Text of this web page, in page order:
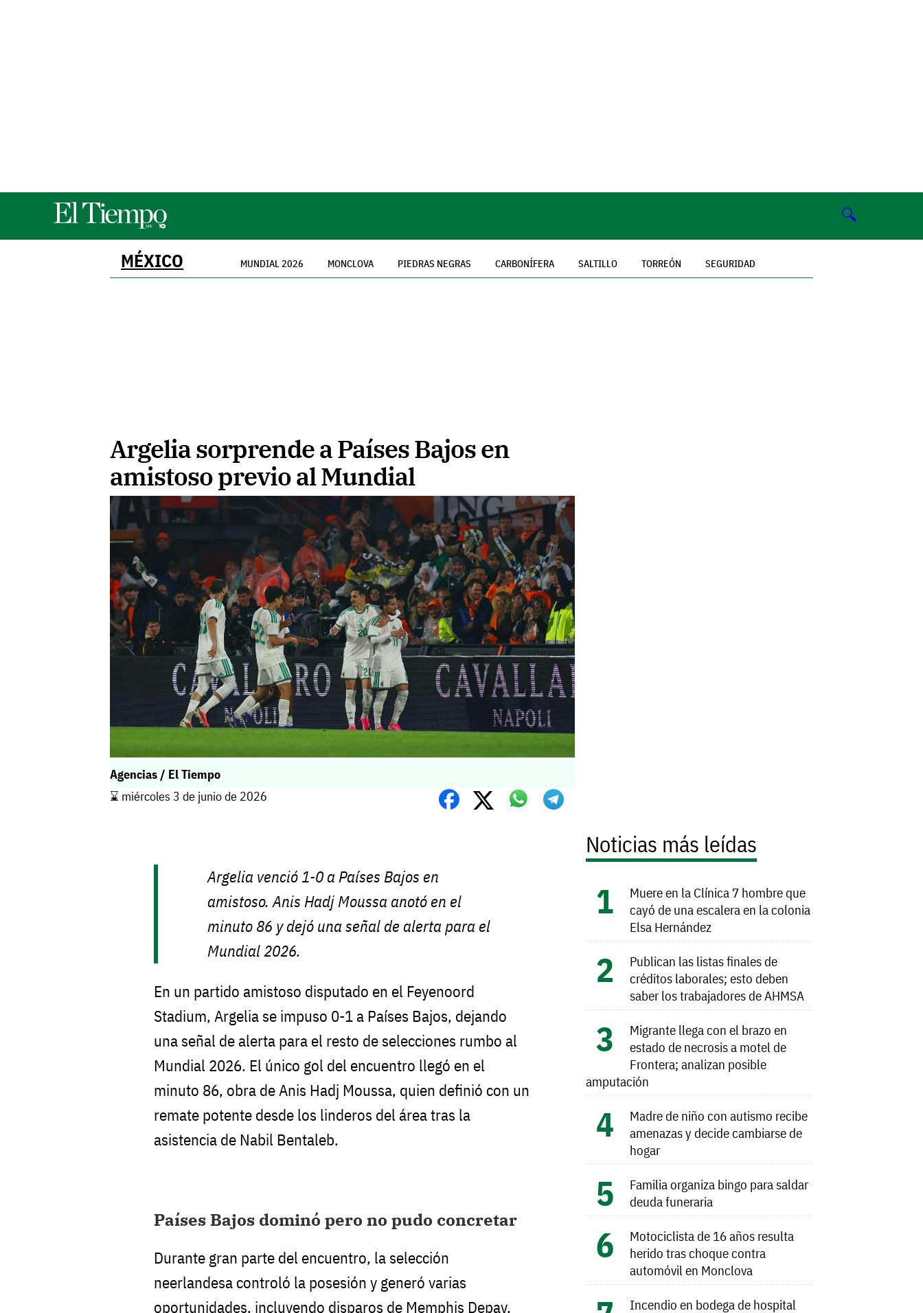
🔍
MÉXICO MUNDIAL 2026 MONCLOVA PIEDRAS NEGRAS CARBONÍFERA SALTILLO TORREÓN SEGURIDAD
Argelia sorprende a Países Bajos en
amistoso previo al Mundial
Agencias / El Tiempo
⌛️ miércoles 3 de junio de 2026
Argelia venció 1-0 a Países Bajos en
amistoso. Anis Hadj Moussa anotó en el
minuto 86 y dejó una señal de alerta para el
Mundial 2026.
En un partido amistoso disputado en el Feyenoord
Stadium, Argelia se impuso 0-1 a Países Bajos, dejando
una señal de alerta para el resto de selecciones rumbo al
Mundial 2026. El único gol del encuentro llegó en el
minuto 86, obra de Anis Hadj Moussa, quien definió con un
remate potente desde los linderos del área tras la
asistencia de Nabil Bentaleb.
Países Bajos dominó pero no pudo concretar
Durante gran parte del encuentro, la selección
neerlandesa controló la posesión y generó varias
oportunidades, incluyendo disparos de Memphis Depay,
Noticias más leídas
Muere en la Clínica 7 hombre que
cayó de una escalera en la colonia
Elsa Hernández
Publican las listas finales de
créditos laborales; esto deben
saber los trabajadores de AHMSA
Migrante llega con el brazo en
estado de necrosis a motel de
Frontera; analizan posible
amputación
Madre de niño con autismo recibe
amenazas y decide cambiarse de
hogar
Familia organiza bingo para saldar
deuda funeraria
Motociclista de 16 años resulta
herido tras choque contra
automóvil en Monclova
Incendio en bodega de hospital